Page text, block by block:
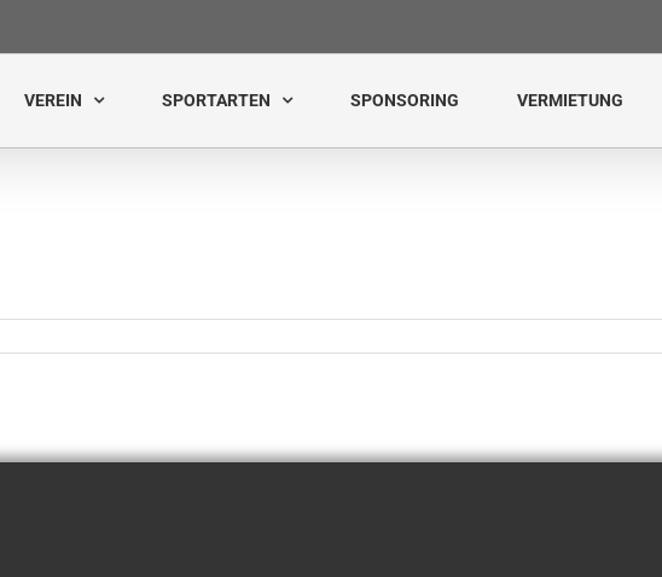
VEREIN SPORTARTEN SPONSORING VERMIETUNG